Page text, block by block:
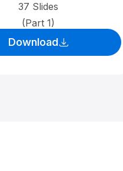
37 Slides
(Part 1)
Download